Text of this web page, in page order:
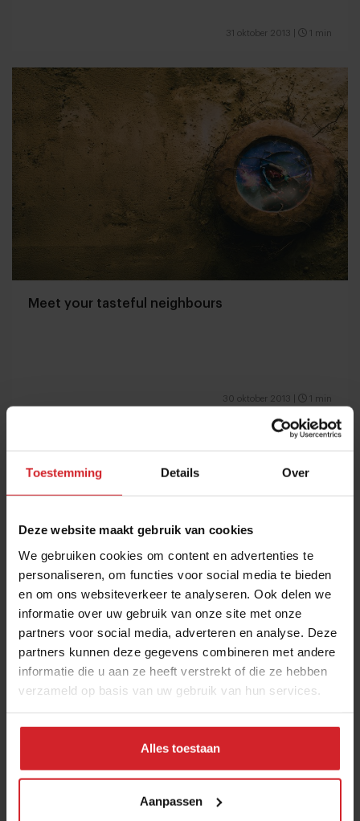
Toestemming Details Over
Deze website maakt gebruik van cookies
We gebruiken cookies om content en advertenties te
personaliseren, om functies voor social media te bieden
en om ons websiteverkeer te analyseren. Ook delen we
informatie over uw gebruik van onze site met onze
partners voor social media, adverteren en analyse. Deze
partners kunnen deze gegevens combineren met andere
informatie die u aan ze heeft verstrekt of die ze hebben
verzameld op basis van uw gebruik van hun services.
Alles toestaan
Aanpassen
31 oktober 2013 1 min
Meet your tasteful neighbours
30 oktober 2013 1 min
GoogleGardens @Googleplex